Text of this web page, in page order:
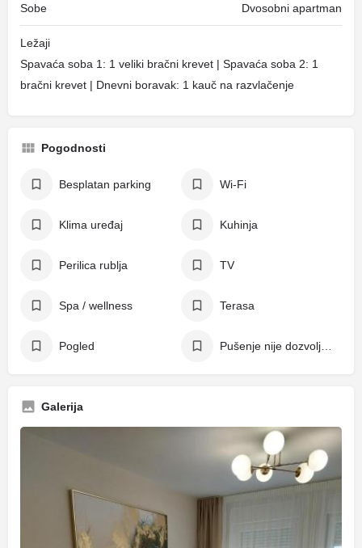
Sobe Dvosobni apartman
Ležaji
Spavaća soba 1: 1 veliki bračni krevet | Spavaća soba 2: 1
bračni krevet | Dnevni boravak: 1 kauč na razvlačenje
Pogodnosti
Besplatan parking Wi-Fi
Klima uređaj Kuhinja
Perilica rublja TV
Spa / wellness Terasa
Pogled
Galerija